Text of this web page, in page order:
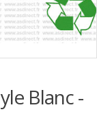
Blanc -